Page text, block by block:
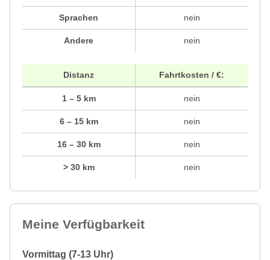
Sprachen
Andere
nein
nein
Distanz
1 – 5 km
6 – 15 km
16 – 30 km
> 30 km
Fahrtkosten / €:
nein
nein
nein
nein
Meine Verfügbarkeit
Vormittag (7-13 Uhr)